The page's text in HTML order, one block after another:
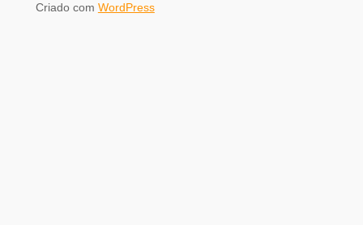
Criado com WordPress